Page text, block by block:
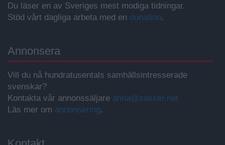
Du läser en av Sveriges mest modiga tidningar.
Stöd vårt dagliga arbeta med en donation.
Annonsera
Vill du nå hundratusentals samhällsintresserade
svenskar?
Kontakta vår annonssäljare anna@sasser.net
Läs mer om annonsering.